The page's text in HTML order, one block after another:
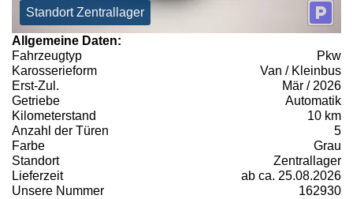
Standort Zentrallager
Allgemeine Daten:
Fahrzeugtyp
Pkw
Karosserieform
Van / Kleinbus
Erst-Zul.
Mär / 2026
Getriebe
Automatik
Kilometerstand
10 km
Anzahl der Türen
5
Farbe
Grau
Standort
Zentrallager
Lieferzeit
ab ca. 25.08.2026
Unsere Nummer
162930